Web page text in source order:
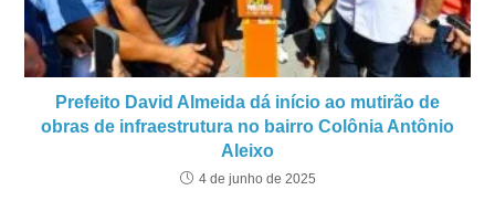
Prefeito David Almeida dá início ao mutirão de
obras de infraestrutura no bairro Colônia Antônio
Aleixo
4 de junho de 2025